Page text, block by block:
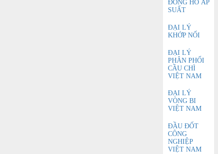
ĐỒNG HỒ ÁP
SUẤT
ĐẠI LÝ
KHỚP NỐI
ĐẠI LÝ
PHÂN PHỐI
CẦU CHÌ
VIỆT NAM
ĐẠI LÝ
VÒNG BI
VIỆT NAM
ĐẦU ĐỐT
CÔNG
NGHIỆP
VIỆT NAM